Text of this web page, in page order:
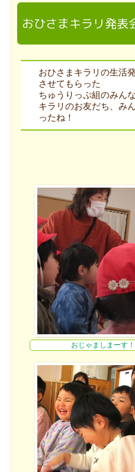
おひさまキラリ発表
おひさまキラリの生活
させてもらった
ちゅうりっぷ組のみんな
キラリのお友だち、み
ったね！
おじゃましまーす